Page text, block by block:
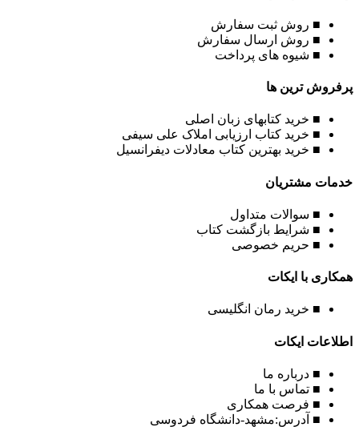
■ روش ثبت سفارش
■ روش ارسال سفارش
■ شیوه های پرداخت
پرفروش ترین ها
■ خرید کتابهای زبان اصلی
■ خرید کتاب ارزیابی املاک علی سیفی
■ خرید بهترین کتاب معادلات دیفرانسیل
خدمات مشتریان
■ سوالات متداول
■ شرایط بازگشت کتاب
■ حریم خصوصی
همکاری با ایکات
■ خرید رمان انگلیسی
اطلاعات ایکات
■ درباره ما
■ تماس با ما
■ فرصت همکاری
■ آدرس:مشهد-دانشگاه فردوسی